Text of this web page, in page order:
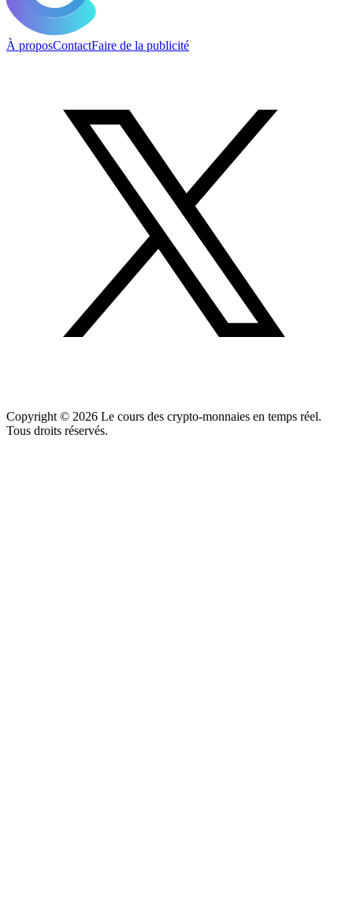
À proposContactFaire de la publicité
Copyright © 2026 Le cours des crypto-monnaies en temps réel.
Tous droits réservés.